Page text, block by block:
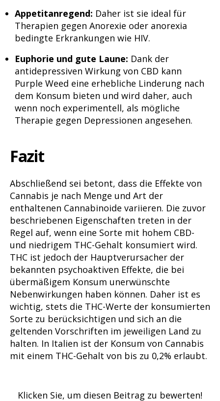
Appetitanregend: Daher ist sie ideal für
Therapien gegen Anorexie oder anorexia
bedingte Erkrankungen wie HIV.
Euphorie und gute Laune: Dank der
antidepressiven Wirkung von CBD kann
Purple Weed eine erhebliche Linderung nach
dem Konsum bieten und wird daher, auch
wenn noch experimentell, als mögliche
Therapie gegen Depressionen angesehen.
Fazit
Abschließend sei betont, dass die Effekte von
Cannabis je nach Menge und Art der
enthaltenen Cannabinoide variieren. Die zuvor
beschriebenen Eigenschaften treten in der
Regel auf, wenn eine Sorte mit hohem CBD-
und niedrigem THC-Gehalt konsumiert wird.
THC ist jedoch der Hauptverursacher der
bekannten psychoaktiven Effekte, die bei
übermäßigem Konsum unerwünschte
Nebenwirkungen haben können. Daher ist es
wichtig, stets die THC-Werte der konsumierten
Sorte zu berücksichtigen und sich an die
geltenden Vorschriften im jeweiligen Land zu
halten. In Italien ist der Konsum von Cannabis
mit einem THC-Gehalt von bis zu 0,2% erlaubt.
Klicken Sie, um diesen Beitrag zu bewerten!